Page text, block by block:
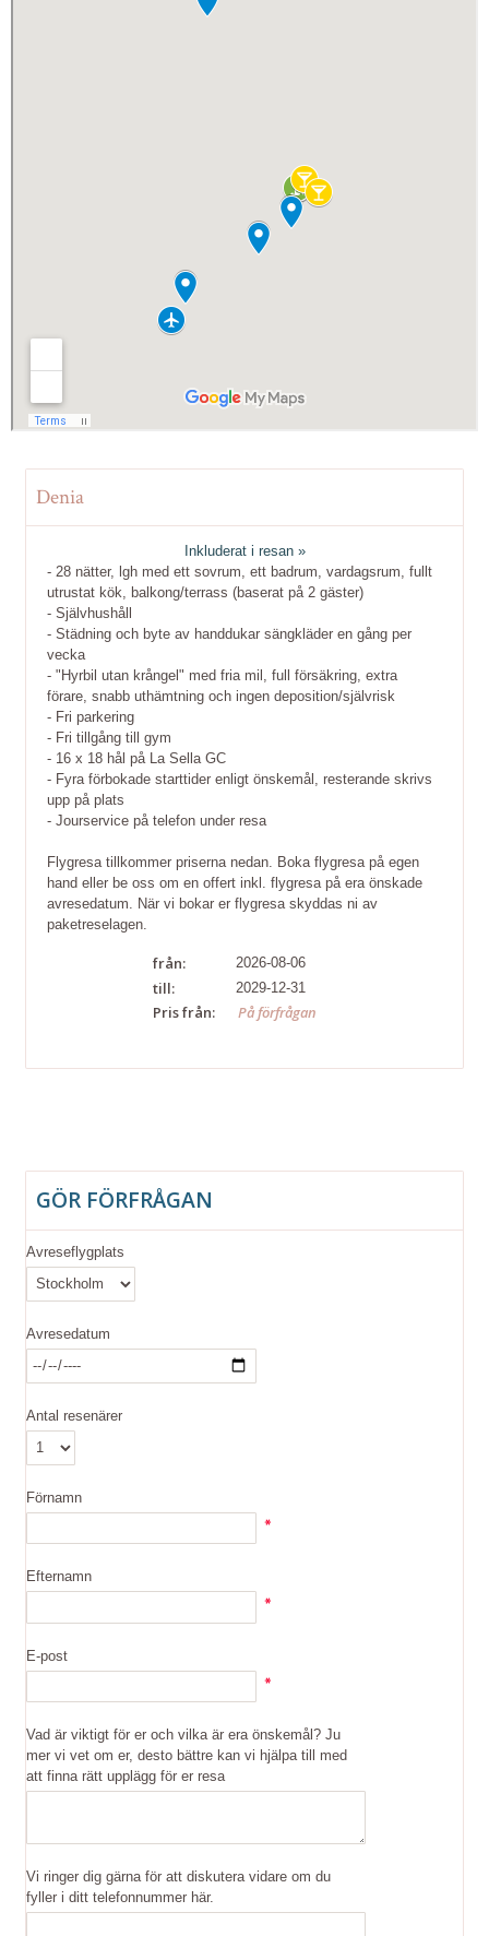
Denia
Inkluderat i resan »
- 28 nätter, lgh med ett sovrum, ett badrum, vardagsrum, fullt
utrustat kök, balkong/terrass (baserat på 2 gäster)
- Självhushåll
- Städning och byte av handdukar sängkläder en gång per
vecka
- "Hyrbil utan krångel" med fria mil, full försäkring, extra
förare, snabb uthämtning och ingen deposition/självrisk
- Fri parkering
- Fri tillgång till gym
- 16 x 18 hål på La Sella GC
- Fyra förbokade starttider enligt önskemål, resterande skrivs
upp på plats
- Jourservice på telefon under resa
Flygresa tillkommer priserna nedan. Boka flygresa på egen
hand eller be oss om en offert inkl. flygresa på era önskade
avresedatum. När vi bokar er flygresa skyddas ni av
paketreselagen.
från: 2026-08-06
till: 2029-12-31
Pris från: På förfrågan
GÖR FÖRFRÅGAN
Avreseflygplats
Avresedatum
Antal resenärer
Förnamn
Efternamn
E-post
Vad är viktigt för er och vilka är era önskemål? Ju
mer vi vet om er, desto bättre kan vi hjälpa till med
att finna rätt upplägg för er resa
Vi ringer dig gärna för att diskutera vidare om du
fyller i ditt telefonnummer här.